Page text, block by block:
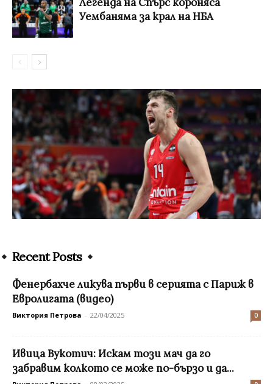
Уембаняма за крал на НБА
Recent Posts
Фенербахче ликува първи в серията с Париж в
Евролигата (видео)
Виктория Петрова - 22/04/2025 0
Ивица Вукотич: Искам този мач да го
забравим колкото се може по-бързо и да...